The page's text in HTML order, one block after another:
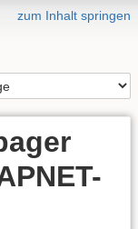
zum Inhalt springen